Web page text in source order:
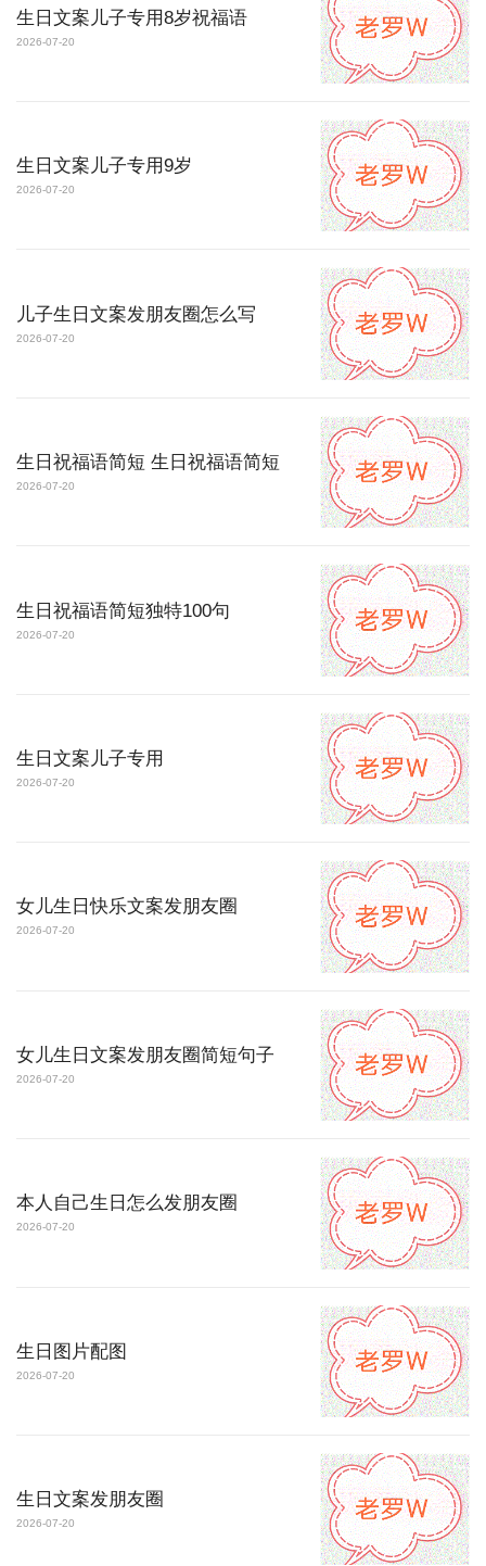
生日文案儿子专用8岁祝福语
2026-07-20
生日文案儿子专用9岁
2026-07-20
儿子生日文案发朋友圈怎么写
2026-07-20
生日祝福语简短 生日祝福语简短
2026-07-20
生日祝福语简短独特100句
2026-07-20
生日文案儿子专用
2026-07-20
女儿生日快乐文案发朋友圈
2026-07-20
女儿生日文案发朋友圈简短句子
2026-07-20
本人自己生日怎么发朋友圈
2026-07-20
生日图片配图
2026-07-20
生日文案发朋友圈
2026-07-20